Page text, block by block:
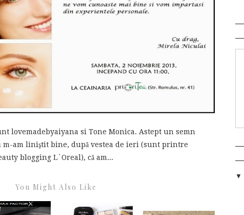
lovemadebyaiyana si Tone Monica. Astept un semn
am liniştit bine, după vestea de ieri (sunt printre
blogging L`Oreal), că am...
You Might Also Like
▼